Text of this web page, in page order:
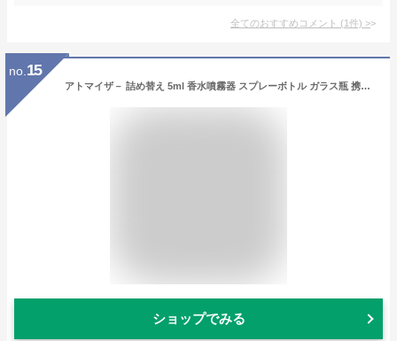
全てのおすすめコメント (1件) >
no. 15
アトマイザ－ 詰め替え 5ml 香水噴霧器 スプレーボトル ガラス瓶 携帯用 漏れ防止 香水スプレー 男女兼用
ショップでみる